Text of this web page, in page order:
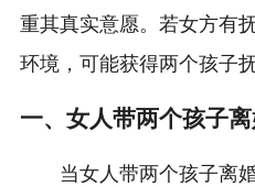
重其真实意愿。若女方有
环境，可能获得两个孩子
一、女人带两个孩子
当女人带两个孩子离